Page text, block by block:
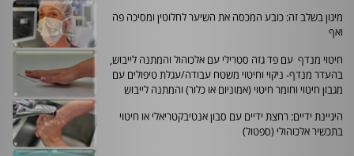
מיגון בשלב זה: כובע המכסה את השיער לחלוטין ומסיכה פה
ואף
חיטוי מנדף עם פד גזה סטרילי עם אלכוהול והמתנה לייבוש,
בהעדר מנדף- ניקוי וחיטוי משטח עבודה/עגלת טיפולים עם
מגבון חיטוי וחומר חיטוי (אמוניום או כלור) והמתנה לייבוש
היגיינת ידיים: רחצת ידיים עם סבון אנטיבקטריאלי או חיטוי
בתכשיר אלכוהולי (ספטול)